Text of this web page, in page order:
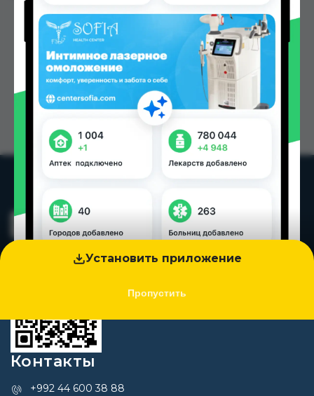
Установить приложение
Пропустить
Контакты
+992 44 600 38 88